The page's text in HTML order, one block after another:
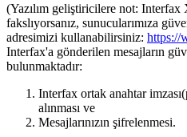
(Yazılım geliştiricilere not:
fakslıyorsanız, sunucularımıza
adresimizi kullanabilirsiniz: https://
Interfax'a gönderilen mesajların
bulunmaktadır:
Interfax ortak anahtar
alınması ve
Mesajlarınızın şifrelenmesi.